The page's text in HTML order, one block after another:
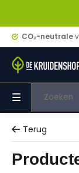
CO₂-neutrale
Terug